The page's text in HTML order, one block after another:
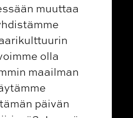
muuttaa
olla
maailman
päivän